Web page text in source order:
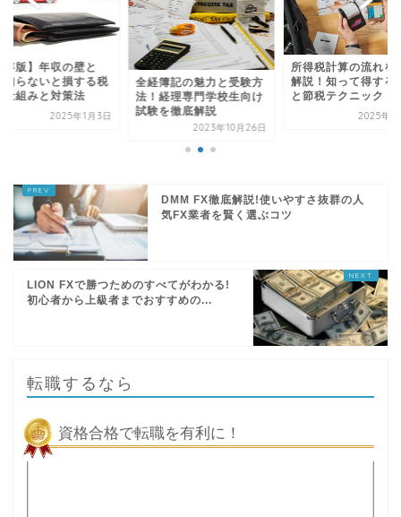
存版】年収の壁と
知らないと損する税
仕組みと対策法
2025年1月3日
全経簿記の魅力と受験方
法！経理専門学校生向け
試験を徹底解説
2023年10月26日
所得税計算の流れを
解説！知って得する
と節税テクニック
2025年2
DMM FX徹底解説!使いやすさ抜群の人
気FX業者を賢く選ぶコツ
LION FXで勝つためのすべてがわかる!
初心者から上級者までおすすめの...
転職するなら
資格合格で転職を有利に！